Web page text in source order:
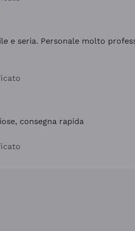
e seria. Personale molto
consegna rapida